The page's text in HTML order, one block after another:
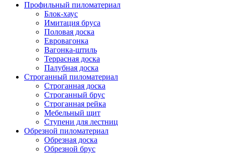
Профильный пиломатериал
Блок-хаус
Имитация бруса
Половая доска
Евровагонка
Вагонка-штиль
Террасная доска
Палубная доска
Строганный пиломатериал
Строганная доска
Строганный брус
Строганная рейка
Мебельный щит
Ступени для лестниц
Обрезной пиломатериал
Обрезная доска
Обрезной брус